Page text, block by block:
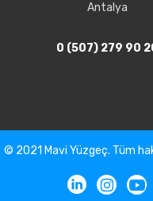
Antalya
0 (507) 279 90
© 2021 Mavi Yüzgeç. Tüm